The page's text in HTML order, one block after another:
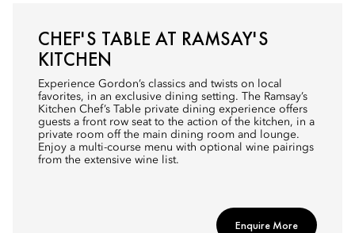
CHEF'S TABLE AT RAMSAY'S
KITCHEN
Experience Gordon’s classics and twists on local
favorites, in an exclusive dining setting. The Ramsay’s
Kitchen Chef’s Table private dining experience offers
guests a front row seat to the action of the kitchen, in a
private room off the main dining room and lounge.
Enjoy a multi-course menu with optional wine pairings
from the extensive wine list.
Enquire More